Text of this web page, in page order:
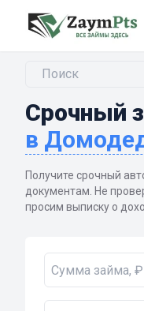
Срочный
в
Получите срочный
документам. Не
просим выписку о